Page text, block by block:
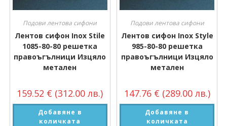
Подови лентова сифони
Лентов сифон Inox Stile
1085-80-80 решетка
правоъгълници Изцяло
метален
159.52 € (312.00 лв.)
Добавяне в
количката
Подови лентова сифони
Лентов сифон Inox Style
985-80-80 решетка
правоъгълници Изцяло
метален
147.76 € (289.00 лв.)
Добавяне в
количката